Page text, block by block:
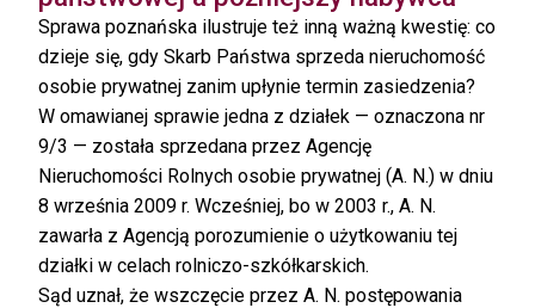
Sprawa poznańska ilustruje też inną ważną kwestię: co
dzieje się, gdy Skarb Państwa sprzeda nieruchomość
osobie prywatnej zanim upłynie termin zasiedzenia?
W omawianej sprawie jedna z działek — oznaczona nr
9/3 — została sprzedana przez Agencję
Nieruchomości Rolnych osobie prywatnej (A. N.) w dniu
8 września 2009 r. Wcześniej, bo w 2003 r., A. N.
zawarła z Agencją porozumienie o użytkowaniu tej
działki w celach rolniczo-szkółkarskich.
Sąd uznał, że wszczęcie przez A. N. postępowania